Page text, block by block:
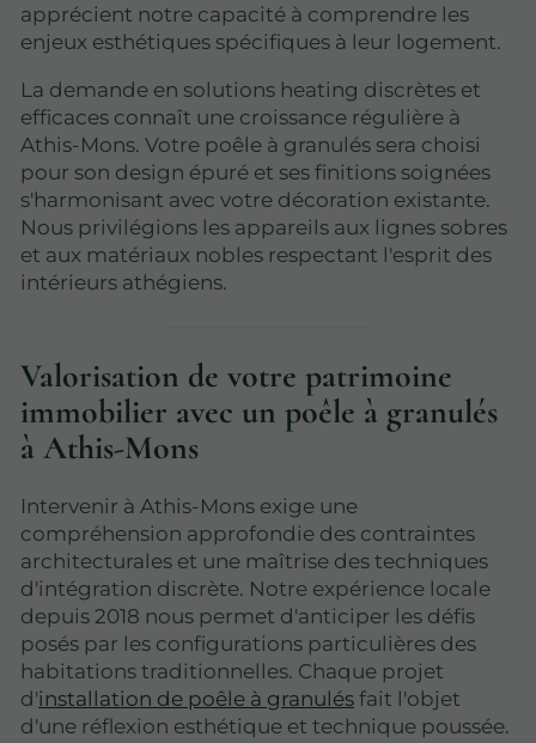
apprécient notre capacité à comprendre les
enjeux esthétiques spécifiques à leur logement.
La demande en solutions heating discrètes et
efficaces connaît une croissance régulière à
Athis-Mons. Votre poêle à granulés sera choisi
pour son design épuré et ses finitions soignées
s'harmonisant avec votre décoration existante.
Nous privilégions les appareils aux lignes sobres
et aux matériaux nobles respectant l'esprit des
intérieurs athégiens.
Valorisation de votre patrimoine
immobilier avec un poêle à granulés
à Athis-Mons
Intervenir à Athis-Mons exige une
compréhension approfondie des contraintes
architecturales et une maîtrise des techniques
d'intégration discrète. Notre expérience locale
depuis 2018 nous permet d'anticiper les défis
posés par les configurations particulières des
habitations traditionnelles. Chaque projet
d'installation de poêle à granulés fait l'objet
d'une réflexion esthétique et technique poussée.